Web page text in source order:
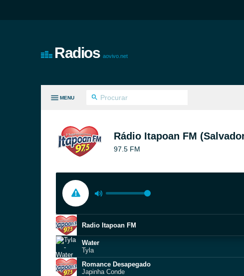
Radios aovivo.net
MENU
Rádio Itapoan FM
97.5 FM
Radio Itapoan FM
Water
Tyla
Romance Desapegado
Japinha Conde